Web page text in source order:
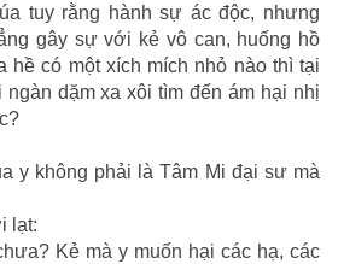
tuy rằng hành sự ác độc, nhưng
gây sự với kẻ vô can, huống hồ
hề có một xích mích nhỏ nào thì tại
ngàn dặm xa xôi tìm đến ám hại nhị
y không phải là Tâm Mi đại sư mà
lạt:
Kẻ mà y muốn hại các hạ, các